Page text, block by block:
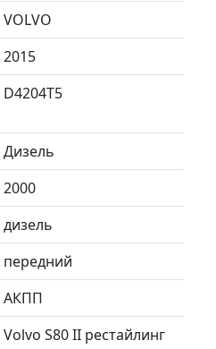
VOLVO
2015
D4204T5
Дизель
2000
дизель
передний
АКПП
Volvo S80 II рестайлинг